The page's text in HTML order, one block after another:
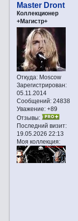
Master Dront
Коллекционер
+Магистр+
Откуда:Moscow
Зарегистрирован:
05.11.2014
Сообщений:24838
Уважение: +89
Отзывы:
Последний визит:
19.05.2026 22:13
Моя коллекция: